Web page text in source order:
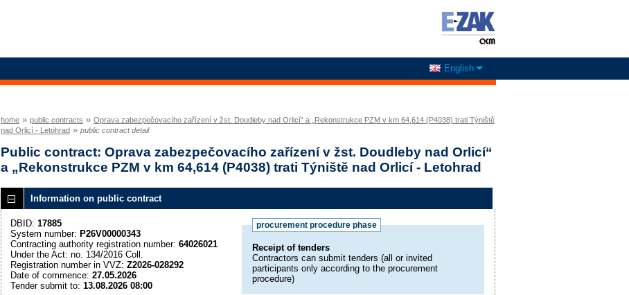
English
home » public contracts » Oprava zabezpečovacího zařízení v žst. Doudleby nad Orlicí“ a „Rekonstrukce PZM v km 64,614 (P4038) trati Týniště
nad Orlicí - Letohrad » public contract detail
Public contract: Oprava zabezpečovacího zařízení v žst. Doudleby nad Orlicí“
a „Rekonstrukce PZM v km 64,614 (P4038) trati Týniště nad Orlicí - Letohrad
Information on public contract
procurement procedure phase
Receipt of tenders
Contractors can submit tenders (all or invited
participants only according to the procurement
procedure)
DBID: 17885
System number: P26V00000343
Contracting authority registration number: 64026021
Under the Act: no. 134/2016 Coll.
Registration number in VVZ: Z2026-028292
Date of commence: 27.05.2026
Tender submit to: 13.08.2026 08:00